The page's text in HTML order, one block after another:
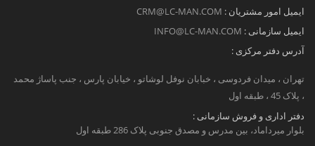
ایمیل امور مشتریان : CRM@LC-MAN.COM
ایمیل سازمانی : INFO@LC-MAN.COM
آدرس دفتر مرکزی :
تهران ، میدان فردوسی ، خبابان نوفل لوشاتو ، خیابان پارس ، جنب پاساژ محمد
، پلاک 45 ، طبقه اول
دفتر اداری و فروش سازمانی :
بلوار میرداماد، بین مدرس و مصدق جنوبی پلاک 286 طبقه اول